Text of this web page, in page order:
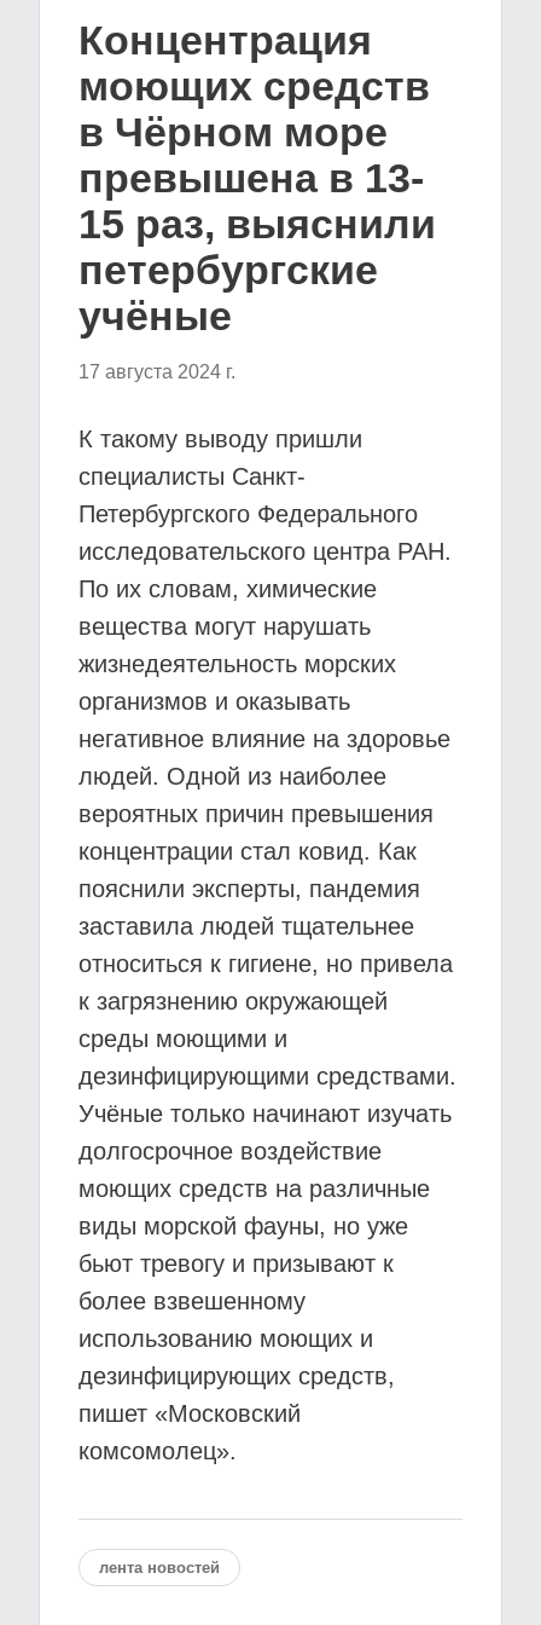
Концентрация
моющих средств
в Чёрном море
превышена в 13-
15 раз, выяснили
петербургские
учёные
17 августа 2024 г.
К такому выводу пришли
специалисты Санкт-
Петербургского Федерального
исследовательского центра РАН.
По их словам, химические
вещества могут нарушать
жизнедеятельность морских
организмов и оказывать
негативное влияние на здоровье
людей. Одной из наиболее
вероятных причин превышения
концентрации стал ковид. Как
пояснили эксперты, пандемия
заставила людей тщательнее
относиться к гигиене, но привела
к загрязнению окружающей
среды моющими и
дезинфицирующими средствами.
Учёные только начинают изучать
долгосрочное воздействие
моющих средств на различные
виды морской фауны, но уже
бьют тревогу и призывают к
более взвешенному
использованию моющих и
дезинфицирующих средств,
пишет «Московский
комсомолец».
лента новостей